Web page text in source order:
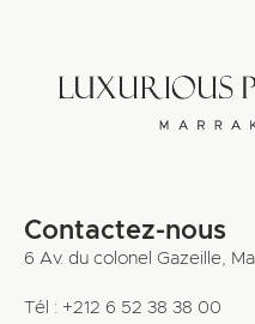
Contactez-nous
6 Av. du colonel Gazeille,
Tél : +212 6 52 38 38 00